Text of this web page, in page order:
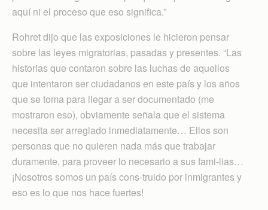
aquí ni el proceso que eso significa.”
Rohret dijo que las exposiciones le hicieron pensar
sobre las leyes migratorias, pasadas y presentes. “Las
historias que contaron sobre las luchas de aquellos
que intentaron ser ciudadanos en este país y los años
que se toma para llegar a ser documentado (me
mostraron eso), obviamente señala que el sistema
necesita ser arreglado inmediatamente… Ellos son
personas que no quieren nada más que trabajar
duramente, para proveer lo necesario a sus fami-lias…
¡Nosotros somos un país cons-truido por inmigrantes y
eso es lo que nos hace fuertes!